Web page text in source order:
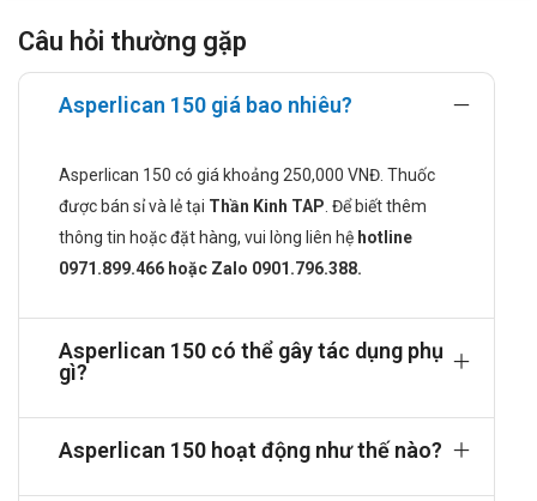
immitis và nấm Histoplasma.
Dự phòng nhiễm nấm Candida trong các trường hợp: Bệnh
nhân suy giảm miễn dịch, ung thư, AIDS, bệnh nhân ghép
Chống chỉ định khi dùng Asperlican 150
Không sử dụng bệnh nhân mẫn cảm với Asperlican 150
hoặc các thuốc chống nấm nhóm azol (ketoconazol,
miconazol, và clotrimazol)
ngày.
Không sử dụng đồng thời với các thuốc kéo dài khoảng QT
và được chuyển hóa qua CYP3A4 như cisaprid, astemizol,
pimozid, quinidin, amiodaron, Erythromycin.
Câu hỏi thường gặp
Asperlican 150 giá bao nhiêu?
Asperlican 150 có giá khoảng 250,000 VNĐ. Thuốc
được bán sỉ và lẻ tại Thần Kinh TAP . Để biết thêm
thông tin hoặc đặt hàng, vui lòng liên hệ hotline
0971.899.466 hoặc Zalo 0901.796.388.
Asperlican 150 có thể gây tác dụng phụ
gì?
Asperlican 150 hoạt động như thế nào?